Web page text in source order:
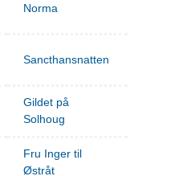
Norma
Sancthansnatten
Gildet på
Solhoug
Fru Inger til
Østråt